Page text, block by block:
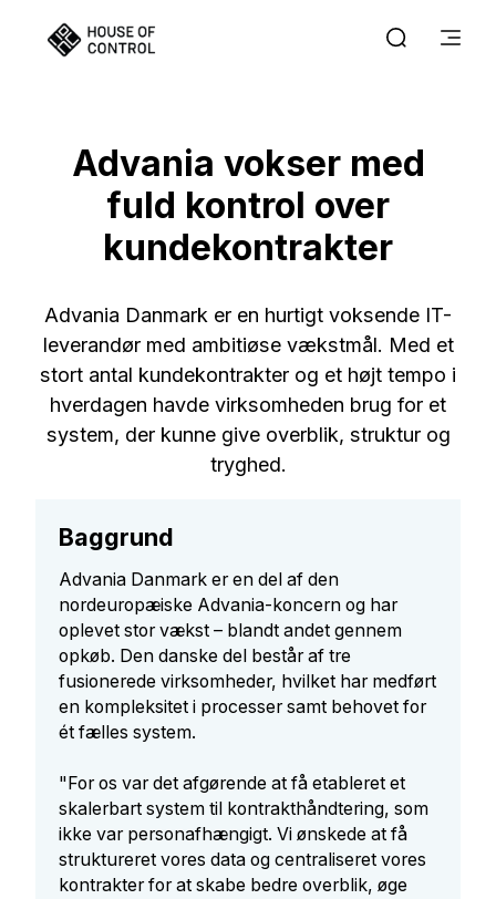
Advania vokser med
fuld kontrol over
kundekontrakter
Advania Danmark er en hurtigt voksende IT-
leverandør med ambitiøse vækstmål. Med et
stort antal kundekontrakter og et højt tempo i
hverdagen havde virksomheden brug for et
system, der kunne give overblik, struktur og
tryghed.
Baggrund
Advania Danmark er en del af den
nordeuropæiske Advania-koncern og har
oplevet stor vækst – blandt andet gennem
opkøb. Den danske del består af tre
fusionerede virksomheder, hvilket har medført
en kompleksitet i processer samt behovet for
ét fælles system.
"For os var det afgørende at få etableret et
skalerbart system til kontrakthåndtering, som
ikke var personafhængigt. Vi ønskede at få
struktureret vores data og centraliseret vores
kontrakter for at skabe bedre overblik, øge